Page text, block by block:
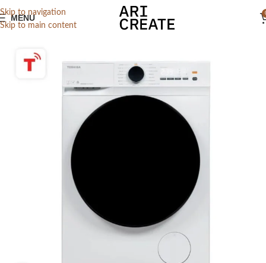
Skip to navigation
Skip to main content
MENU